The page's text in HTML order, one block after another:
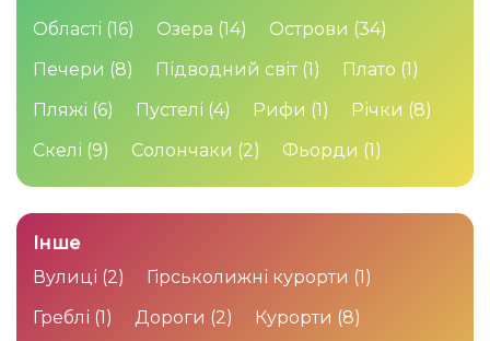
Області (16) Озера (14) Острови (34)
Печери (8) Підводний світ (1) Плато (1)
Пляжі (6) Пустелі (4) Рифи (1) Річки (8)
Скелі (9) Солончаки (2) Фьорди (1)
Інше
Вулиці (2) Гірськолижні курорти (1)
Греблі (1) Дороги (2) Курорти (8)